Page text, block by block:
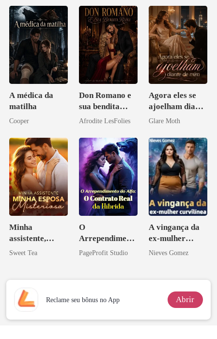
A médica da
matilha
Cooper
Don Romano e
sua bendita
ruína
Afrodite LesFolies
Agora eles se
ajoelham diante
de mim
Glare Moth
Minha
assistente,
minha esposa
Sweet Tea
O
Arrependiment
o do Alfa: O
PageProfit Studio
A vingança da
ex-mulher
curvilínea
Nieves Gomez
Reclame seu bônus no App Abrir